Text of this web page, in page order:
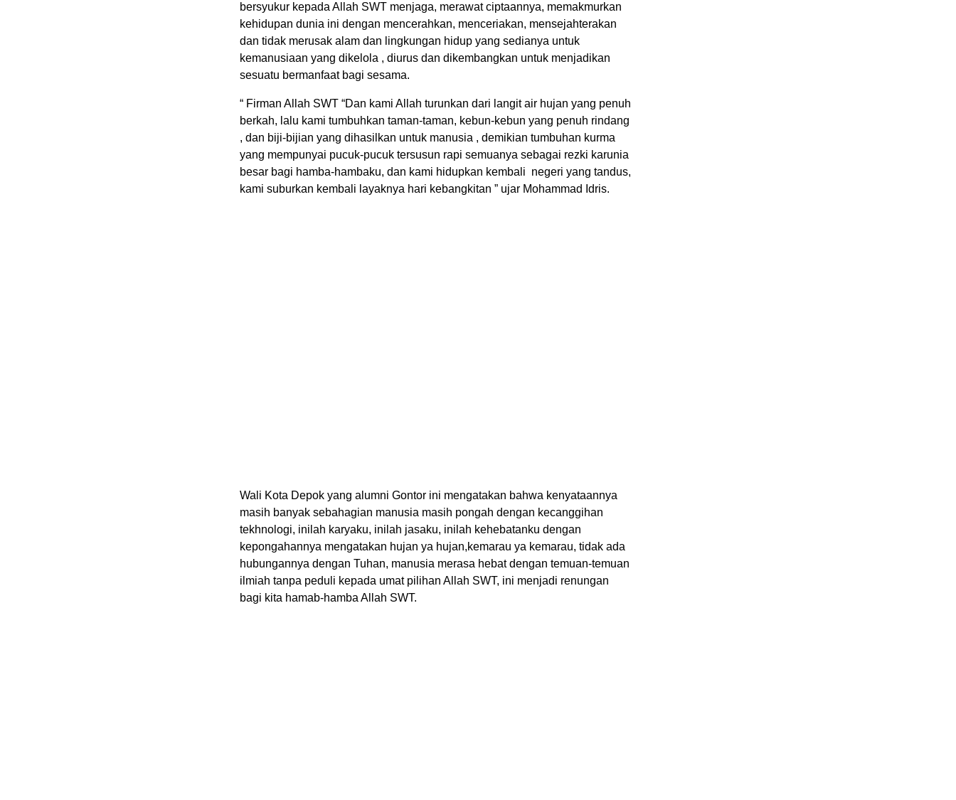
bersyukur kepada Allah SWT menjaga, merawat ciptaannya, memakmurkan
kehidupan dunia ini dengan mencerahkan, menceriakan, mensejahterakan
dan tidak merusak alam dan lingkungan hidup yang sedianya untuk
kemanusiaan yang dikelola , diurus dan dikembangkan untuk menjadikan
sesuatu bermanfaat bagi sesama.
“ Firman Allah SWT “Dan kami Allah turunkan dari langit air hujan yang penuh
berkah, lalu kami tumbuhkan taman-taman, kebun-kebun yang penuh rindang
, dan biji-bijian yang dihasilkan untuk manusia , demikian tumbuhan kurma
yang mempunyai pucuk-pucuk tersusun rapi semuanya sebagai rezki karunia
besar bagi hamba-hambaku, dan kami hidupkan kembali negeri yang tandus,
kami suburkan kembali layaknya hari kebangkitan ” ujar Mohammad Idris.
Wali Kota Depok yang alumni Gontor ini mengatakan bahwa kenyataannya
masih banyak sebahagian manusia masih pongah dengan kecanggihan
tekhnologi, inilah karyaku, inilah jasaku, inilah kehebatanku dengan
kepongahannya mengatakan hujan ya hujan,kemarau ya kemarau, tidak ada
hubungannya dengan Tuhan, manusia merasa hebat dengan temuan-temuan
ilmiah tanpa peduli kepada umat pilihan Allah SWT, ini menjadi renungan
bagi kita hamab-hamba Allah SWT.